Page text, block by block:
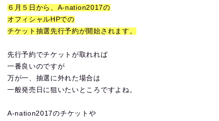
６月５日から、A-nation2017の
オフィシャルHPでの
チケット抽選先行予約が開始されます。
先行予約でチケットが取れれば
一番良いのですが
万が一、抽選に外れた場合は
一般発売日に狙いたいところですよね。
A-nation2017のチケットや